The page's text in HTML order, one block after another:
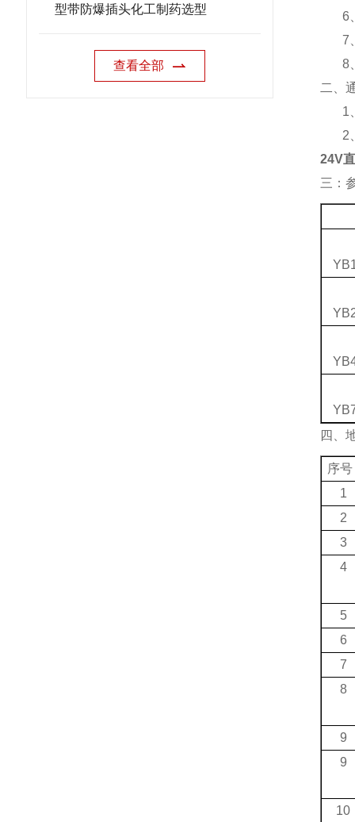
型带防爆插头化工制药选型
查看全部
6
7
8
二、
1
2
24V
三：
四、
序号
1
2
3
4
5
6
7
8
9
9
10